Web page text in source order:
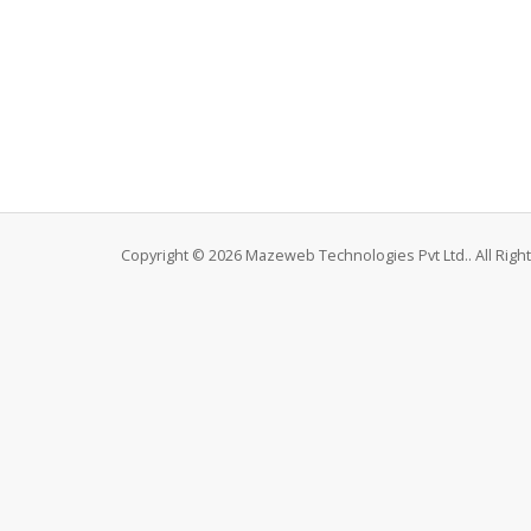
Copyright © 2026 Mazeweb Technologies Pvt Ltd.. All